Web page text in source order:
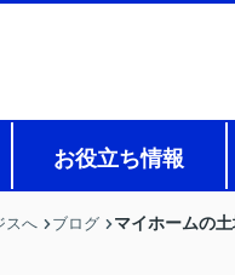
お役立ち情報
スへ ブログ マイホームの